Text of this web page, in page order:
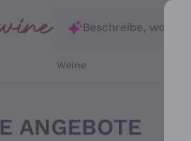
Beschreibe,
Weine
ANGEBOTE